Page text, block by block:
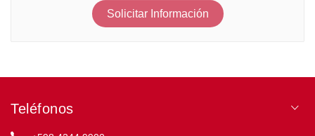
Solicitar Información
Teléfonos